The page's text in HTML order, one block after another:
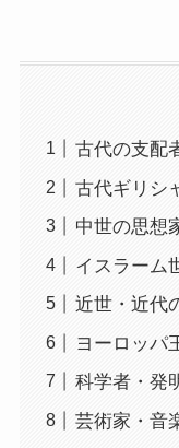
古代の支配
古代ギリシ
中世の思想
イスラーム
近世・近代
ヨーロッパ
科学者・発
芸術家・音